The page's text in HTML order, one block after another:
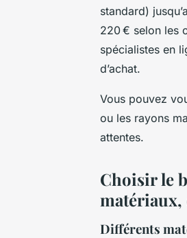
standard)
220 € selon les
spécialistes en
d’achat.
Vous pouvez
ou les rayons
attentes.
Choisir le
matériaux,
Différents